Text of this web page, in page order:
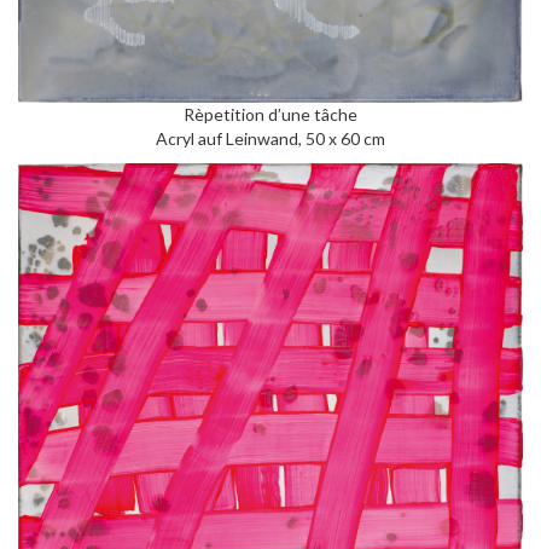
Rèpetition d’une tâche
Acryl auf Leinwand, 50 x 60 cm